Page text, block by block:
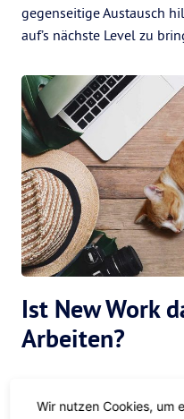
gegenseitige Austausch
auf’s nächste Level zu
Ist New Work
Arbeiten?
Wir nutzen Cookies, um